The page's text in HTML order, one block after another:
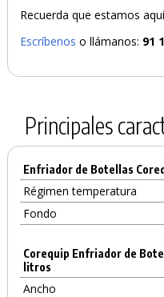
Recuerda que estamos
Escríbenos o llámanos: 91
Principales
Enfriador de Botellas
Régimen temperatura
Fondo
Corequip Enfriador de
litros
Ancho